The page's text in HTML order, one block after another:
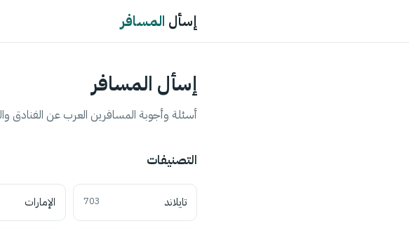
إسأل المسافر
إسأل المسافر
أسئلة وأجوبة المسافرين العرب عن الفنادق
التصنيفات
تايلاند 703 الإمارات